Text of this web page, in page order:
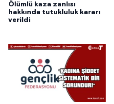
Ölümlü kaza zanlısı
hakkında tutukluluk kararı
verildi